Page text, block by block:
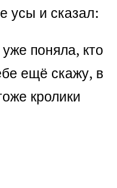
усы и сказал:
поняла, кто
ещё скажу, в
кролики